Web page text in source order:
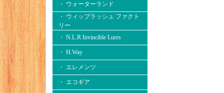
・ ウォーターランド
・ ウィップラッシュ ファクト
リー
・ N.L.R Invincible Lures
・ H.Way
・ エレメンツ
・ エコギア